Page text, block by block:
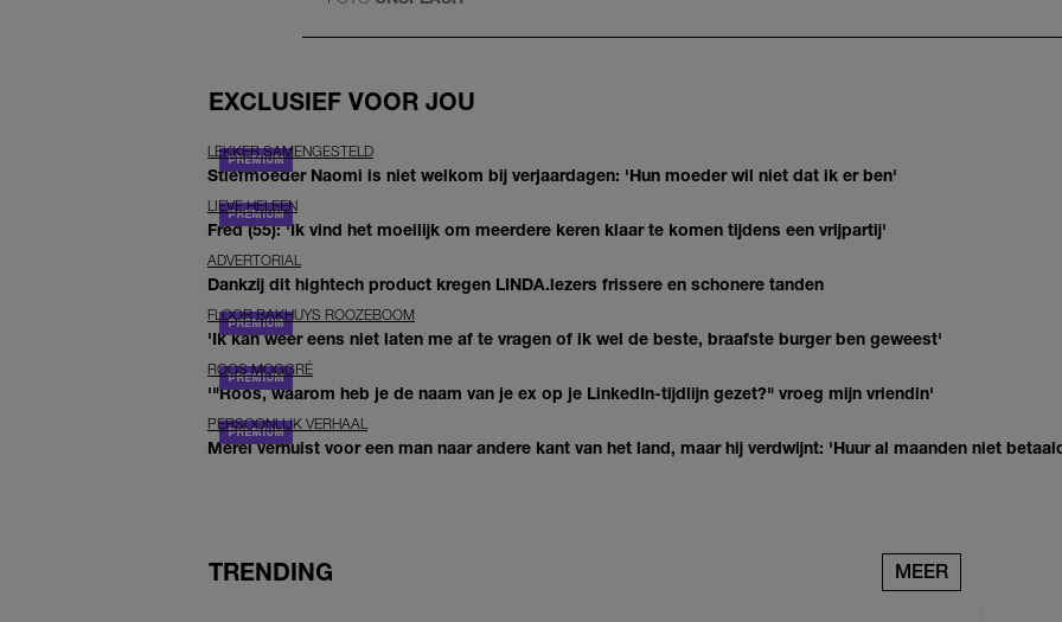
EXCLUSIEF VOOR JOU
LEKKER SAMENGESTELD
Stiefmoeder Naomi is niet welkom bij verjaardagen: 'Hun moeder wil niet dat ik er ben'
LIEVE HELEEN
Fred (55): 'Ik vind het moeilijk om meerdere keren klaar te komen tijdens een vrijpartij'
ADVERTORIAL
Dankzij dit hightech product kregen LINDA.lezers frissere en schonere tanden
FLOOR BAKHUYS ROOZEBOOM
'Ik kan weer eens niet laten me af te vragen of ik wel de beste, braafste burger ben geweest'
ROOS MOGGRÉ
'"Roos, waarom heb je de naam van je ex op je LinkedIn-tijdlijn gezet?" vroeg mijn vriendin'
PERSOONLIJK VERHAAL
Merel verhuist voor een man naar andere kant van het land, maar hij verdwijnt: 'Huur al maanden niet
TRENDING MEER